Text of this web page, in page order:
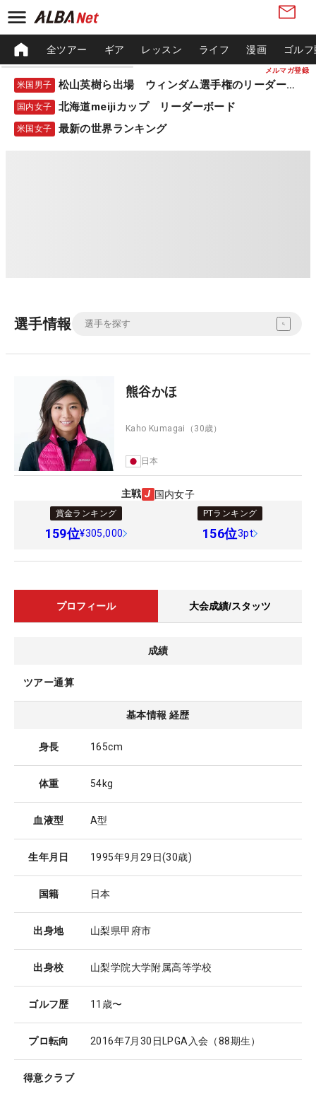
メルマガ登録
全ツアー ギア レッスン ライフ 漫画 ゴル
米国男子 松山英樹ら出場 ウィンダム選手権のリーダーボード
国内女子 北海道meijiカップ リーダーボード
米国女子 最新の世界ランキング
選手情報
熊谷かほ
Kaho Kumagai （30歳）
日本
主戦 国内女子
賞金ランキング
159位¥305,000
PTランキング
156位3pt
プロフィール 大会成績/スタッツ
成績
ツアー通算
基本情報 経歴
身長 165cm
体重 54kg
血液型 A型
生年月日 1995年9月29日(30歳)
国籍 日本
出身地 山梨県甲府市
出身校 山梨学院大学附属高等学校
ゴルフ歴 11歳〜
プロ転向 2016年7月30日LPGA入会（88期生）
得意クラブ